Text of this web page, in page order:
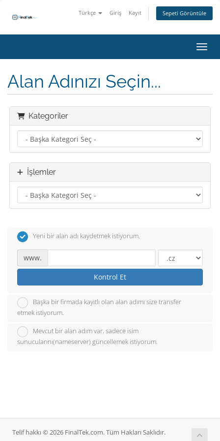
Türkçe Giriş Kayıt Sepeti Görüntüle
Alan Adınızı Seçin...
Kategoriler
İşlemler
Yeni bir alan adı kaydetmek istiyorum.
www.
Kontrol Et
Başka bir firmada kayıtlı olan alan adımı size transfer
etmek istiyorum.
Mevcut bir alan adım var, sadece isim
sunucularını(nameserver) güncellemek istiyorum.
Telif hakkı © 2026 FinalTek.com. Tüm Hakları Saklıdır.